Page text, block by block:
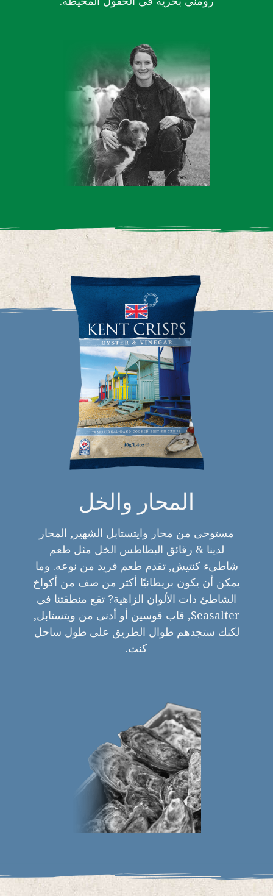
المحار والخل
مستوحى من محار وايتستابل الشهير, المحار
لدينا & رقائق البطاطس الخل مثل طعم
شاطىء كنتيش, تقدم طعم فريد من نوعه. وما
يمكن أن يكون بريطانيًا أكثر من صف من أكواخ
الشاطئ ذات الألوان الزاهية? تقع منطقتنا في
Seasalter, قاب قوسين أو أدنى من ويتستابل,
لكنك ستجدهم طوال الطريق على طول ساحل
كنت.